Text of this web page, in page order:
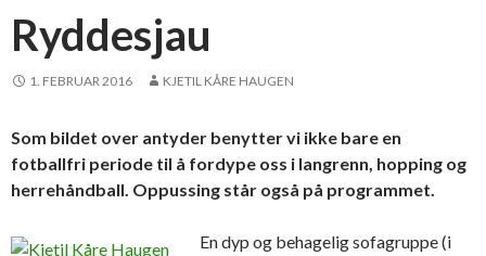
Ryddesjau
1. FEBRUAR 2016 KJETIL KÅRE HAUGEN
Som bildet over antyder benytter vi ikke bare en
fotballfri periode til å fordype oss i langrenn, hopping og
herrehåndball. Oppussing står også på programmet.
En dyp og behagelig sofagruppe (i